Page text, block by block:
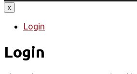
x
Login
Login